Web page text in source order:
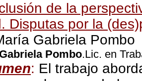
de la
Disputas por la
Gabriela Pombo
Pombo.Lic. en
: El trabajo